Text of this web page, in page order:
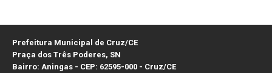
Prefeitura Municipal de Cruz/CE
Praça dos Três Poderes, SN
Bairro: Aningas - CEP: 62595-000 - Cruz/CE